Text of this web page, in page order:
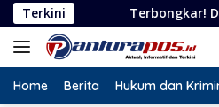
Langsung
ke
konten
TerkiniTerbongkar! Dugaan
Home Berita Hukum dan